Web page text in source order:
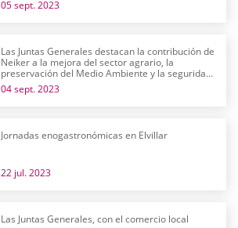
05 sept. 2023
Las Juntas Generales destacan la contribución de
Neiker a la mejora del sector agrario, la
preservación del Medio Ambiente y la seguridad
alimentaria en su 25 aniversario
04 sept. 2023
Jornadas enogastronómicas en Elvillar
22 jul. 2023
Las Juntas Generales, con el comercio local